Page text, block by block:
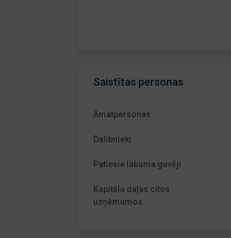
Saistītas personas
Amatpersonas
Dalībnieki
Patiesie labuma guvēji
Kapitāla daļas citos
uzņēmumos